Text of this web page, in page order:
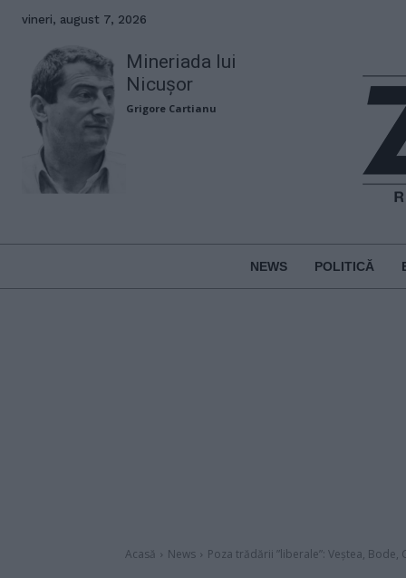
vineri, august 7, 2026
Mineriada lui
Nicușor
Grigore Cartianu
NEWS POLITICĂ
Acasă News Poza trădării ”liberale”: Veștea,